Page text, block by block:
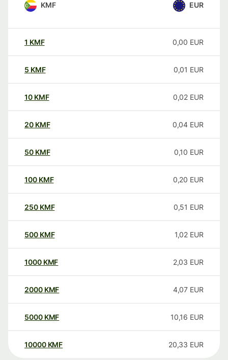
KMF EUR
1 KMF 0,00 EUR
5 KMF 0,01 EUR
10 KMF 0,02 EUR
20 KMF 0,04 EUR
50 KMF 0,10 EUR
100 KMF 0,20 EUR
250 KMF 0,51 EUR
500 KMF 1,02 EUR
1000 KMF 2,03 EUR
2000 KMF 4,07 EUR
5000 KMF 10,16 EUR
10000 KMF 20,33 EUR